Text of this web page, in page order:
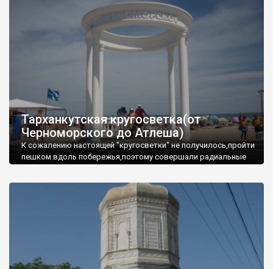
Тарханкутская кругосветка(от
Черноморского до Атлеша)
К сожалению настоящей "кругосветки" не получилось,пройти
пешком вдоль побережья,поэтому совершали радиальные